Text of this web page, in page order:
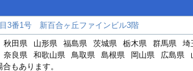
3番1号 新百合ヶ丘ファインビル3階
秋田県 山形県 福島県 茨城県 栃木県 群馬県 埼
奈良県 和歌山県 鳥取県 島根県 岡山県 広島県
もあります。